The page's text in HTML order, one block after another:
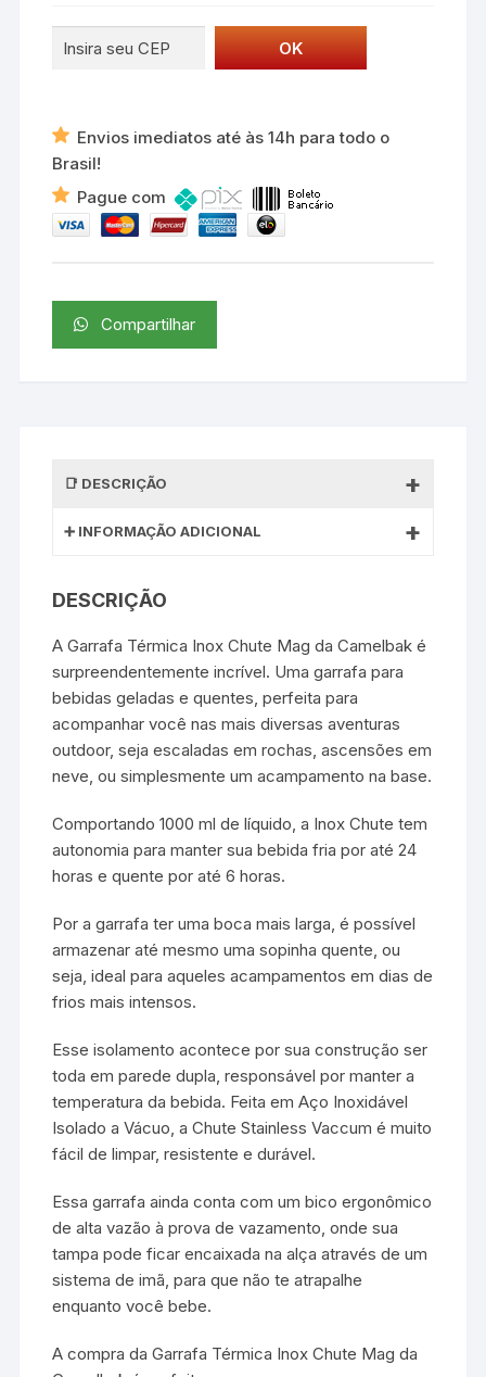
Envios imediatos até às 14h para todo o
Brasil!
Pague com
Compartilhar
DESCRIÇÃO
INFORMAÇÃO ADICIONAL
DESCRIÇÃO
A Garrafa Térmica Inox Chute Mag da Camelbak é
surpreendentemente incrível. Uma garrafa para
bebidas geladas e quentes, perfeita para
acompanhar você nas mais diversas aventuras
outdoor, seja escaladas em rochas, ascensões em
neve, ou simplesmente um acampamento na base.
Comportando 1000 ml de líquido, a Inox Chute tem
autonomia para manter sua bebida fria por até 24
horas e quente por até 6 horas.
Por a garrafa ter uma boca mais larga, é possível
armazenar até mesmo uma sopinha quente, ou
seja, ideal para aqueles acampamentos em dias de
frios mais intensos.
Esse isolamento acontece por sua construção ser
toda em parede dupla, responsável por manter a
temperatura da bebida. Feita em Aço Inoxidável
Isolado a Vácuo, a Chute Stainless Vaccum é muito
fácil de limpar, resistente e durável.
Essa garrafa ainda conta com um bico ergonômico
de alta vazão à prova de vazamento, onde sua
tampa pode ficar encaixada na alça através de um
sistema de imã, para que não te atrapalhe
enquanto você bebe.
A compra da Garrafa Térmica Inox Chute Mag da